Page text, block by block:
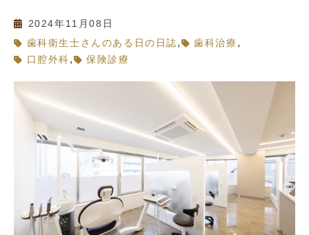
2024年11月08日
歯科衛生士さんのある日の日誌 , 歯科治療 ,
口腔外科 , 保険診療